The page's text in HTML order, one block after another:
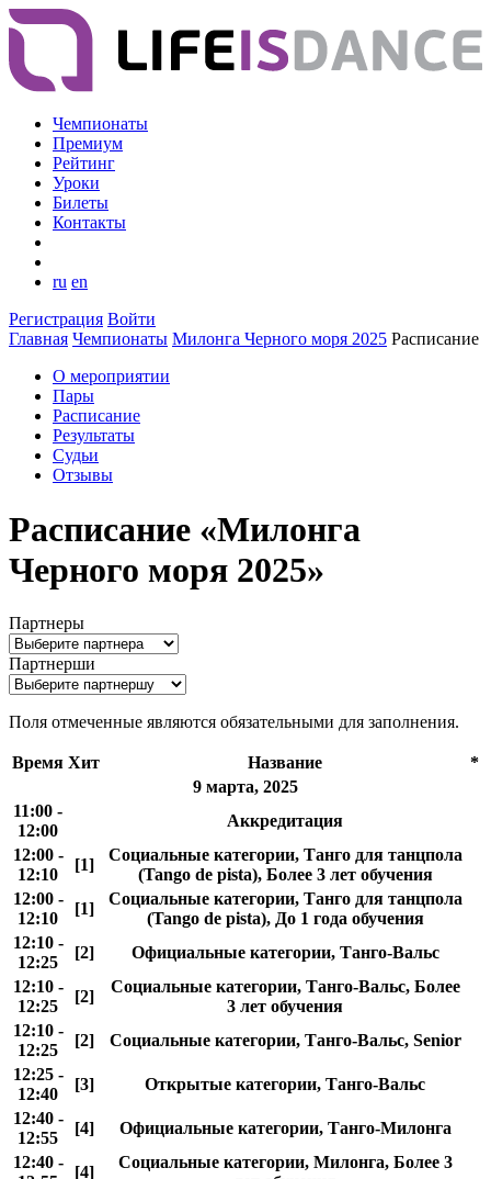
Чемпионаты
Премиум
Рейтинг
Уроки
Билеты
Контакты
ru en
Регистрация Войти
Главная Чемпионаты Милонга Черного моря 2025 Расписание
О мероприятии
Пары
Расписание
Результаты
Судьи
Отзывы
Расписание «Милонга
Черного моря 2025»
Партнеры
Партнерши
Поля отмеченные являются обязательными для заполнения.
Время Хит Название
*
9 марта, 2025
11:00 -
12:00
Аккредитация
12:00 -
12:10
[1]
Социальные категории, Танго для танцпола
(Tango de pista), Более 3 лет обучения
12:00 -
12:10
[1]
Социальные категории, Танго для танцпола
(Tango de pista), До 1 года обучения
12:10 -
12:25
[2]
Официальные категории, Танго-Вальс
12:10 -
12:25
[2]
Социальные категории, Танго-Вальс, Более
3 лет обучения
12:10 -
12:25
[2]
Социальные категории, Танго-Вальс, Senior
12:25 -
12:40
[3]
Открытые категории, Танго-Вальс
12:40 -
12:55
[4]
Официальные категории, Танго-Милонга
12:40 -
[4]
Социальные категории, Милонга, Более 3